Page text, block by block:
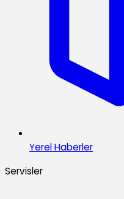
Yerel Haberler
Servisler